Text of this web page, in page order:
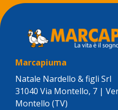
Marcapiuma
Natale Nardello & figli Srl
31040 Via Montello, 7 |
Montello (TV)